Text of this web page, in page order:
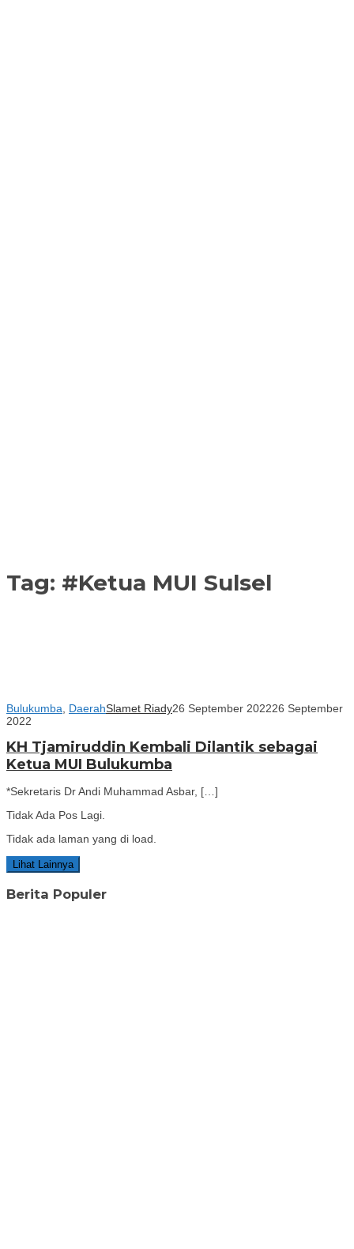
Tag: #Ketua MUI Sulsel
Bulukumba DaerahSlamet Riady26 September 202226 September
2022
KH Tjamiruddin Kembali Dilantik sebagai
Ketua MUI Bulukumba
*Sekretaris Dr Andi Muhammad Asbar, […]
Tidak Ada Pos Lagi.
Tidak ada laman yang di load.
Lihat Lainnya
Berita Populer